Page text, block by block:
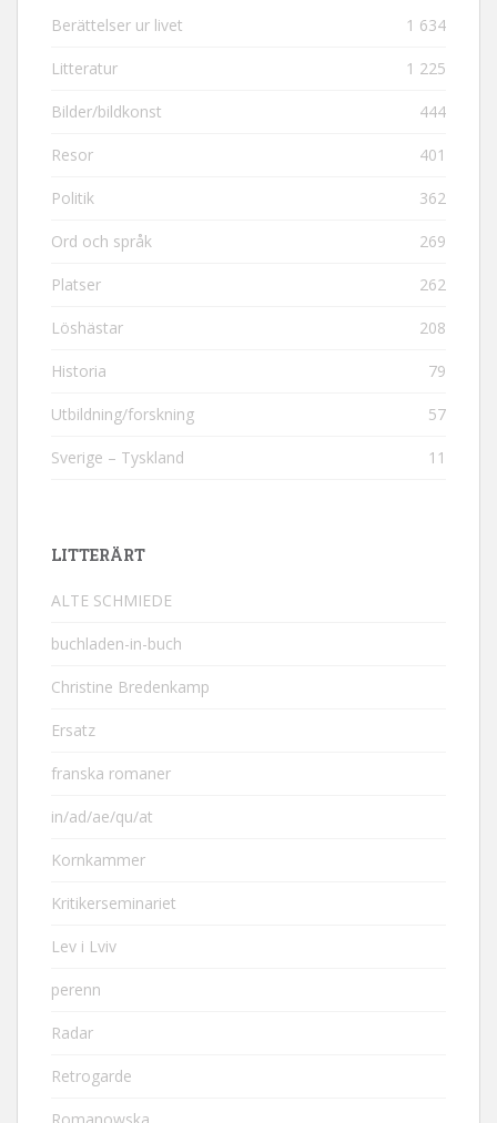
Berättelser ur livet 1 634
Litteratur 1 225
Bilder/bildkonst 444
Resor 401
Politik 362
Ord och språk 269
Platser 262
Löshästar 208
Historia 79
Utbildning/forskning 57
Sverige – Tyskland 11
LITTERÄRT
ALTE SCHMIEDE
buchladen-in-buch
Christine Bredenkamp
Ersatz
franska romaner
in/ad/ae/qu/at
Kornkammer
Kritikerseminariet
Lev i Lviv
perenn
Radar
Retrogarde